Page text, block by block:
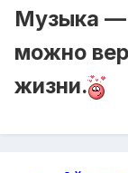
Музыка —
можно
жизни.